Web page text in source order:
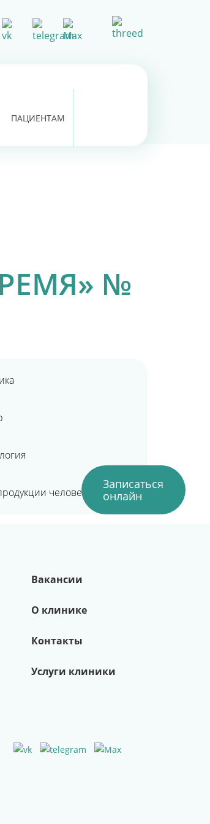
ПАЦИЕНТАМ
№
человека
Вакансии
О клинике
Контакты
Услуги клиники
Записаться
онлайн